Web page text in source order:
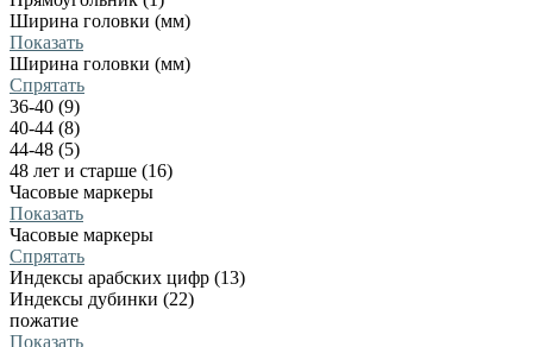
Ширина головки (мм)
Показать
Ширина головки (мм)
Спрятать
36-40 (9)
40-44 (8)
44-48 (5)
48 лет и старше (16)
Часовые маркеры
Показать
Часовые маркеры
Спрятать
Индексы арабских цифр (13)
Индексы дубинки (22)
пожатие
Показать